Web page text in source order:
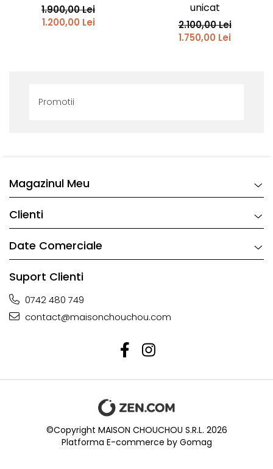
1.900,00 Lei
1.200,00 Lei
unicat
2.100,00 Lei
1.750,00 Lei
Promotii
Magazinul Meu
Clienti
Date Comerciale
Suport Clienti
0742 480 749
contact@maisonchouchou.com
©Copyright MAISON CHOUCHOU S.R.L. 2026
Platforma E-commerce by Gomag